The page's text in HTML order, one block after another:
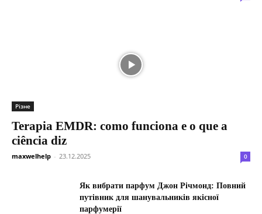
Різне
Terapia EMDR: como funciona e o que a
ciência diz
maxwelhelp - 23.12.2025 0
Як вибрати парфум Джон Річмонд: Повний
путівник для шанувальників якісної
парфумерії